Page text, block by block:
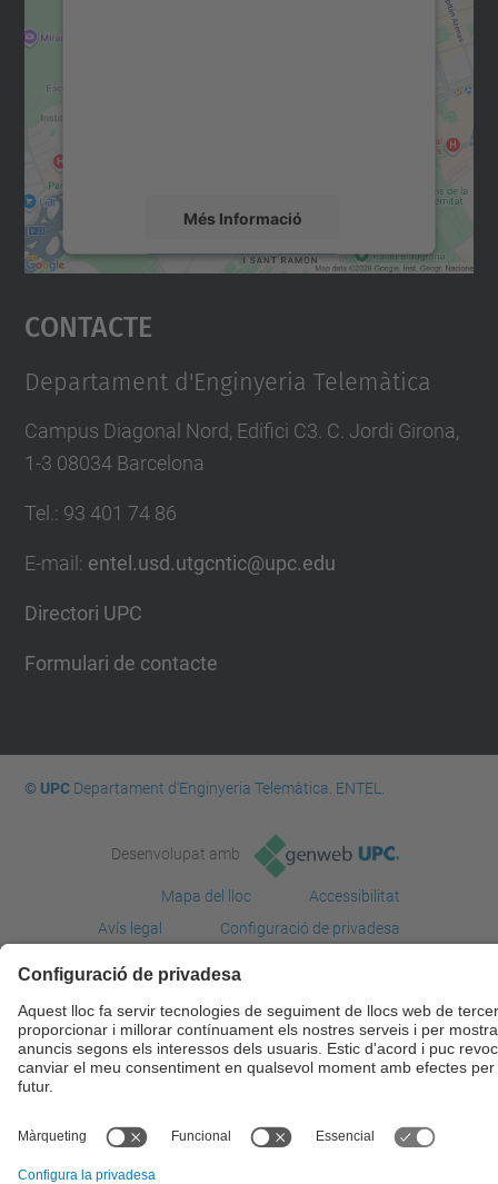
Més Informació
Accepta
powered by
Contacte
Departament d'Enginyeria Telemàtica
Campus Diagonal Nord, Edifici C3. C. Jordi Girona,
1-3 08034 Barcelona
Tel. : 93 401 74 86
E-mail : entel.usd.utgcntic@upc.edu
Directori UPC
Formulari de contacte
© UPCDepartament d'Enginyeria Telemàtica. ENTEL.
Desenvolupat amb
Mapa del lloc
Accessibilitat
Avís legal
Configuració de privadesa